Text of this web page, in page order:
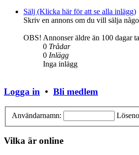
Sälj (Klicka här för att se alla inlägg)
Skriv en annons om du vill sälja
OBS! Annonser äldre än 100 dagar
0 Trådar
0 Inlägg
Inga inlägg
Logga in • Bli medlem
Användarnamn:
Vilka är online